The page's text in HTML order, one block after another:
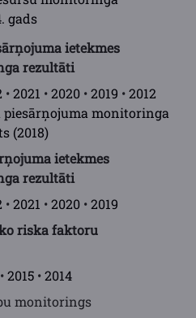
gads
ietekmes
rezultāti
•2021 •2020 •2019 •2012
monitoringa
(2018)
ietekmes
rezultāti
•2021 •2020 •2019
riska faktoru
•2015 •2014
monitorings